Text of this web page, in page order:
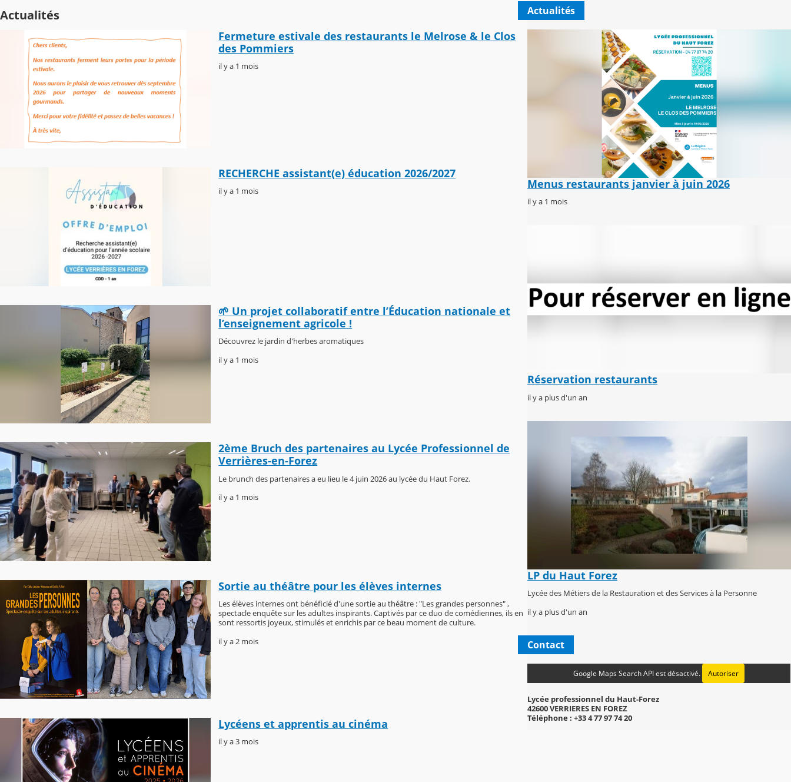
Actualités
Fermeture estivale des restaurants le Melrose & le Clos
des Pommiers
il y a 1 mois
RECHERCHE assistant(e) éducation 2026/2027
il y a 1 mois
🌱 Un projet collaboratif entre l’Éducation nationale et
l’enseignement agricole !
Découvrez le jardin d'herbes aromatiques
il y a 1 mois
2ème Bruch des partenaires au Lycée Professionnel de
Verrières-en-Forez
Le brunch des partenaires a eu lieu le 4 juin 2026 au lycée du Haut Forez.
il y a 1 mois
Sortie au théâtre pour les élèves internes
Les élèves internes ont bénéficié d'une sortie au théâtre : "Les grandes personnes" ,
spectacle enquête sur les adultes inspirants. Captivés par ce duo de comédiennes, ils en
sont ressortis joyeux, stimulés et enrichis par ce beau moment de culture.
il y a 2 mois
Lycéens et apprentis au cinéma
il y a 3 mois
Actualités
Menus restaurants janvier à juin 2026
il y a 1 mois
Réservation restaurants
il y a plus d'un an
LP du Haut Forez
Lycée des Métiers de la Restauration et des Services à la Personne
il y a plus d'un an
Contact
Google Maps Search API est désactivé. Autoriser
Lycée professionnel du Haut-Forez
42600 VERRIERES EN FOREZ
Téléphone : +33 4 77 97 74 20